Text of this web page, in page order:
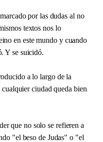
por las dudas al no
textos nos lo
en este mundo y cuando
Y se suicidó.
a lo largo de la
cualquier ciudad queda bien
que no solo se refieren a
"el beso de Judas" o "el